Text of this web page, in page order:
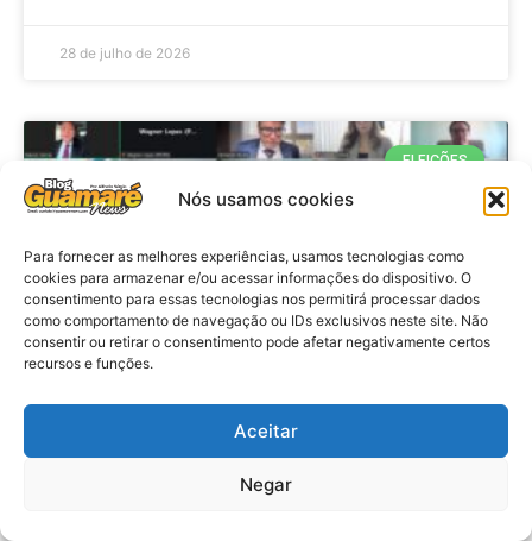
Nós usamos cookies
Para fornecer as melhores experiências, usamos tecnologias como
cookies para armazenar e/ou acessar informações do dispositivo. O
consentimento para essas tecnologias nos permitirá processar dados
como comportamento de navegação ou IDs exclusivos neste site. Não
consentir ou retirar o consentimento pode afetar negativamente certos
recursos e funções.
Aceitar
Negar
28 de julho de 2026
ELEIÇÕES
Eleições 2026: procuradores e
promotores eleitorais realizam
reunião de alinhamento no RN